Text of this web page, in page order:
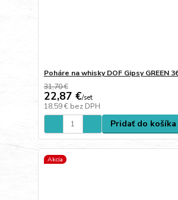
Poháre na whisky DOF Gipsy GREEN
31,70 €
22,87 €/set
18,59 € bez DPH
Pridať do košíka
Akcia